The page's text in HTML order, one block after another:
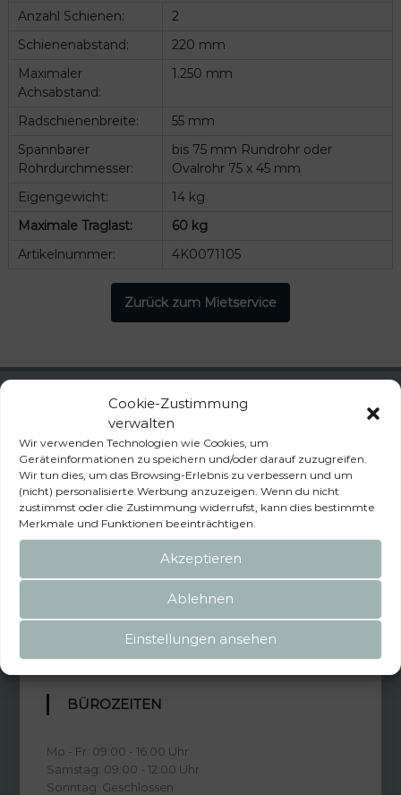
Cookie-Zustimmung
verwalten
Wir verwenden Technologien wie Cookies, um
Geräteinformationen zu speichern und/oder darauf zuzugreifen.
Wir tun dies, um das Browsing-Erlebnis zu verbessern und um
(nicht) personalisierte Werbung anzuzeigen. Wenn du nicht
zustimmst oder die Zustimmung widerrufst, kann dies bestimmte
Merkmale und Funktionen beeinträchtigen.
Akzeptieren
Ablehnen
Einstellungen ansehen
Anzahl Schienen:
2
Schienenabstand:
220 mm
Maximaler
Achsabstand:
1.250 mm
Radschienenbreite:
55 mm
Spannbarer
Rohrdurchmesser:
bis 75 mm Rundrohr oder
Ovalrohr 75 x 45 mm
Eigengewicht:
14 kg
Maximale Traglast:
60 kg
Artikelnummer:
4K0071105
Zurück zum Mietservice
INFORMATIONEN
Kontakt
AGB
Widerrufsbelehrung
BÜROZEITEN
Mo - Fr: 09:00 - 16:00 Uhr
Samstag: 09:00 - 12:00 Uhr
Sonntag: Geschlossen